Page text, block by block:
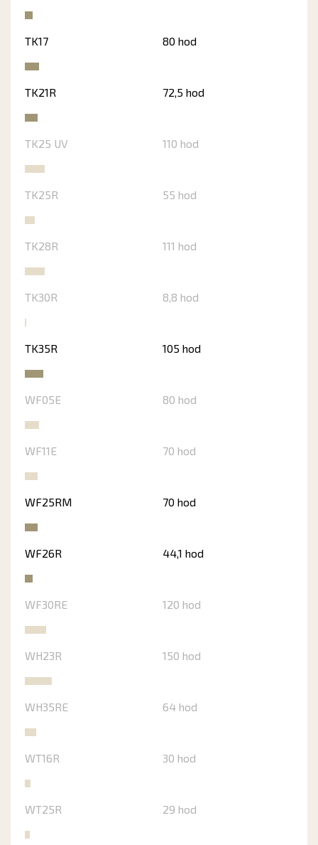
TK17 80 hod
TK21R 72,5 hod
TK25 UV 110 hod
TK25R 55 hod
TK28R 111 hod
TK30R 8,8 hod
TK35R 105 hod
WF05E 80 hod
WF11E 70 hod
WF25RM 70 hod
WF26R 44,1 hod
WF30RE 120 hod
WH23R 150 hod
WH35RE 64 hod
WT16R 30 hod
WT25R 29 hod